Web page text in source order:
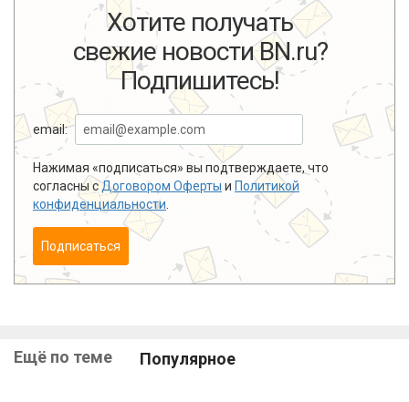
Хотите получать
свежие новости BN.ru?
Подпишитесь!
email:
Нажимая «подписаться» вы подтверждаете, что
согласны сДоговором Оферты и Политикой
конфиденциальности.
Подписаться
Ещё по теме Популярное